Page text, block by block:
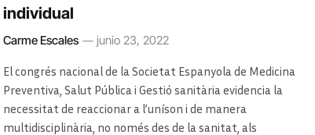
individual
Carme Escales junio 23, 2022
El congrés nacional de la Societat Espanyola de Medicina
Preventiva, Salut Pública i Gestió sanitària evidencia la
necessitat de reaccionar a l’uníson i de manera
multidisciplinària, no només des de la sanitat, als